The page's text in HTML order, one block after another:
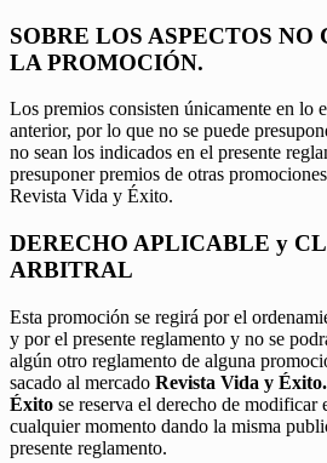
SOBRE LOS ASPECTOS NO
LA PROMOCIÓN.
Los premios consisten únicamente en lo
anterior, por lo que no se puede
no sean los indicados en el presente
presuponer premios de otras
Revista Vida y Éxito.
DERECHO APLICABLE y
ARBITRAL
Esta promoción se regirá por el
y por el presente reglamento y no se
algún otro reglamento de alguna
sacado al mercado Revista Vida y Éxito.
Éxito se reserva el derecho de modificar
cualquier momento dando la misma
presente reglamento.